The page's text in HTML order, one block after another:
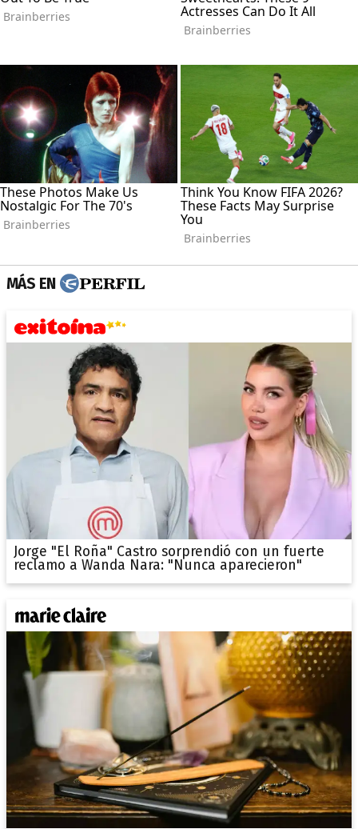
MÁS EN
Jorge "El Roña" Castro sorprendió con un fuerte
reclamo a Wanda Nara: "Nunca aparecieron"